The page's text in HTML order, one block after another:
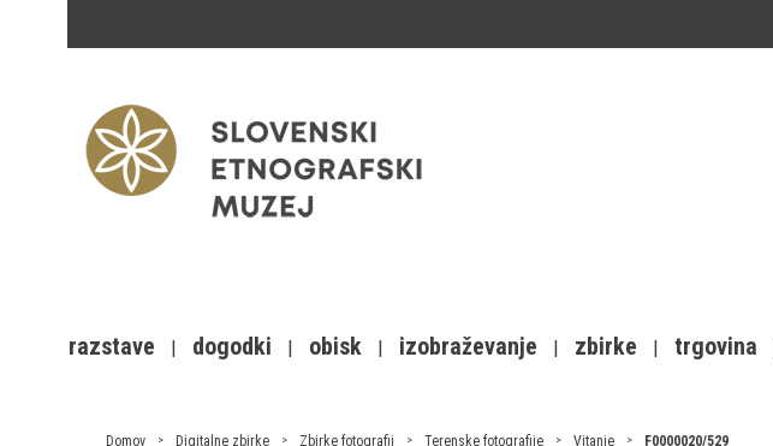
razstave dogodki obisk izobraževanje zbirke trgovina
Domov Digitalne zbirke Zbirke fotografij Terenske fotografije Vitanje F0000020/529